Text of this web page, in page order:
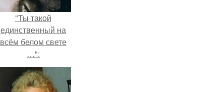
"Ты такой
единственный на
всём белом свете
…":